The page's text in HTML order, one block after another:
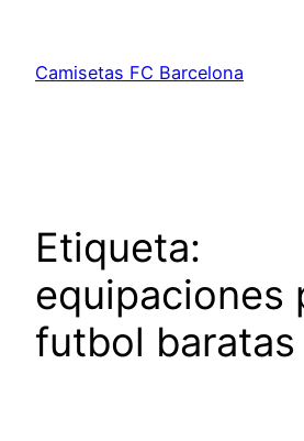
contenido
Camisetas FC Barcelona
Etiqueta:
equipaciones
futbol baratas